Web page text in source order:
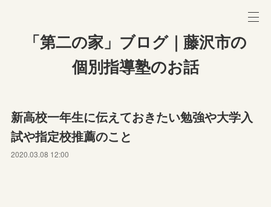
「第二の家」ブログ｜藤沢市の
個別指導塾のお話
新高校一年生に伝えておきたい勉強や大学入
試や指定校推薦のこと
2020.03.08 12:00